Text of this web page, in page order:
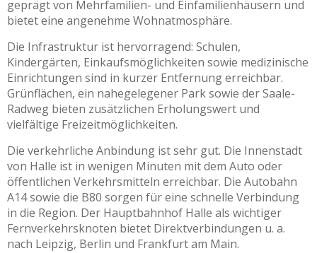
geprägt von Mehrfamilien- und Einfamilienhäusern und
bietet eine angenehme Wohnatmosphäre.
Die Infrastruktur ist hervorragend: Schulen,
Kindergärten, Einkaufsmöglichkeiten sowie medizinische
Einrichtungen sind in kurzer Entfernung erreichbar.
Grünflächen, ein nahegelegener Park sowie der Saale-
Radweg bieten zusätzlichen Erholungswert und
vielfältige Freizeitmöglichkeiten.
Die verkehrliche Anbindung ist sehr gut. Die Innenstadt
von Halle ist in wenigen Minuten mit dem Auto oder
öffentlichen Verkehrsmitteln erreichbar. Die Autobahn
A14 sowie die B80 sorgen für eine schnelle Verbindung
in die Region. Der Hauptbahnhof Halle als wichtiger
Fernverkehrsknoten bietet Direktverbindungen u. a.
nach Leipzig, Berlin und Frankfurt am Main.